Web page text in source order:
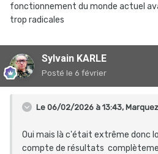
fonctionnement du monde actuel
trop radicales
Sylvain KARLE
Posté le 6 février
Le 06/02/2026 à 13:43, Marquez
Oui mais là c'était extrême donc
compte de résultats